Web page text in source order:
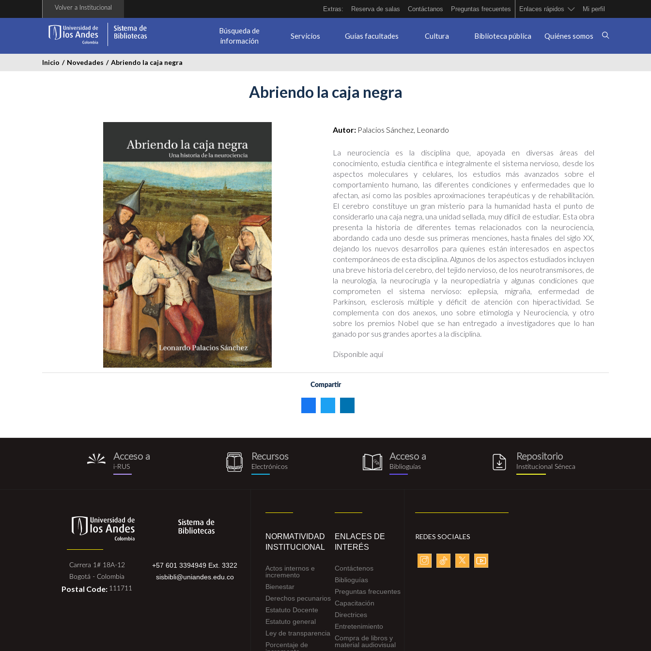
Volver a Institucional Extras: Reserva de salas Contáctanos Preguntas frecuentes Enlaces rápidos Mi perfil
Búsqueda de
información
Servicios Guías facultades Cultura Biblioteca pública Quiénes somos
Inicio / Novedades / Abriendo la caja negra
Abriendo la caja negra
caja-
negra.jpg
Autor: Palacios Sánchez, Leonardo
La neurociencia es la disciplina que, apoyada en diversas áreas del
conocimiento, estudia científica e integralmente el sistema nervioso, desde los
aspectos moleculares y celulares, los estudios más avanzados sobre el
comportamiento humano, las diferentes condiciones y enfermedades que lo
afectan, así como las posibles aproximaciones terapéuticas y de rehabilitación.
El cerebro constituye un gran misterio para la humanidad hasta el punto de
considerarlo una caja negra, una unidad sellada, muy difícil de estudiar. Esta obra
presenta la historia de diferentes temas relacionados con la neurociencia,
abordando cada uno desde sus primeras menciones, hasta finales del siglo XX,
dejando los nuevos desarrollos para quienes están interesados en aspectos
contemporáneos de esta disciplina. Algunos de los aspectos estudiados incluyen
una breve historia del cerebro, del tejido nervioso, de los neurotransmisores, de
la neurología, la neurocirugía y la neuropediatría y algunas condiciones que
comprometen el sistema nervioso: epilepsia, migraña, enfermedad de
Parkinson, esclerosis múltiple y déficit de atención con hiperactividad. Se
complementa con dos anexos, uno sobre etimología y Neurociencia, y otro
sobre los premios Nobel que se han entregado a investigadores que lo han
ganado por sus grandes aportes a la disciplina.
Disponible aquí
Compartir
i-
rus.png
Acceso a
i-RUS recursos_electronicos.png
Recursos
Electrónicos biblioguia.png
Acceso a
Biblioguías
Repositorio
Institucional Séneca
Carrera 1# 18A-12
Bogotá - Colombia
Postal Code: 111711
+57 601 3394949 Ext. 3322
sisbibli@uniandes.edu.co
NORMATIVIDAD
INSTITUCIONAL
Actos internos e
incremento
Bienestar
Derechos pecunarios
Estatuto Docente
Estatuto general
Ley de transparencia
Porcentaje de
ENLACES DE
INTERÉS
Contáctenos
Biblioguías
Preguntas frecuentes
Capacitación
Directrices
Entretenimiento
Compra de libros y
material audiovisual
REDES SOCIALES